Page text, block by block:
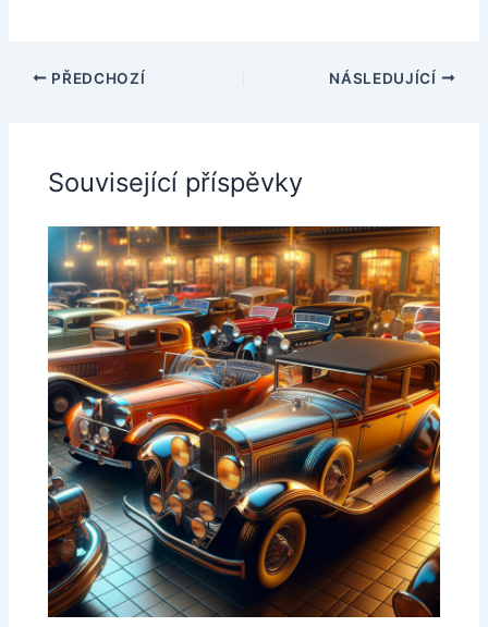
PŘEDCHOZÍ NÁSLEDUJÍCÍ
Související příspěvky